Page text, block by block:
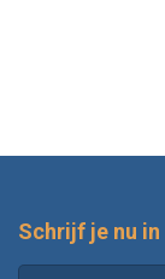
Schrijf je nu